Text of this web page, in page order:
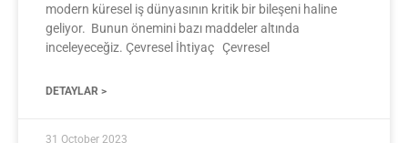
modern küresel iş dünyasının kritik bir bileşeni haline
geliyor. Bunun önemini bazı maddeler altında
inceleyeceğiz. Çevresel İhtiyaç Çevresel
DETAYLAR >
31 October 2023